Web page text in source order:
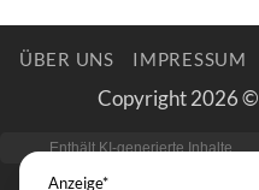
18,51 €15,59 €.
ÜBER UNS IMPRESSUM
Copyright 2026 ©
Anzeige*